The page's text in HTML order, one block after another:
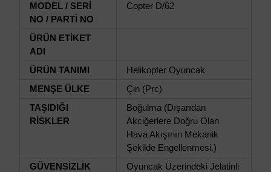
MODEL / SERİ
NO / PARTİ NO
Copter D/62
ÜRÜN ETİKET
ADI
ÜRÜN TANIMI
Helikopter Oyuncak
MENŞE ÜLKE
Çin (Prc)
TAŞIDIĞI
RİSKLER
Boğulma (Dışarıdan
Akciğerlere Doğru Olan
Hava Akışının Mekanik
Şekilde Engellenmesi.)
GÜVENSİZLİK
Oyuncak Üzerindeki Jelatinli